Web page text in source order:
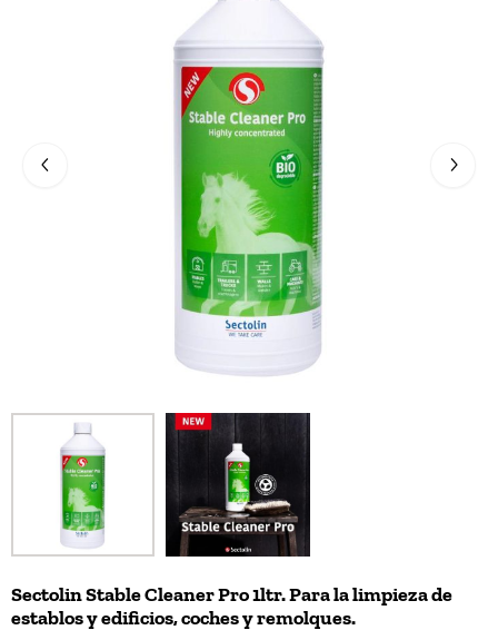
Sectolin Stable Cleaner Pro 1ltr. Para la limpieza de
establos y edificios, coches y remolques.